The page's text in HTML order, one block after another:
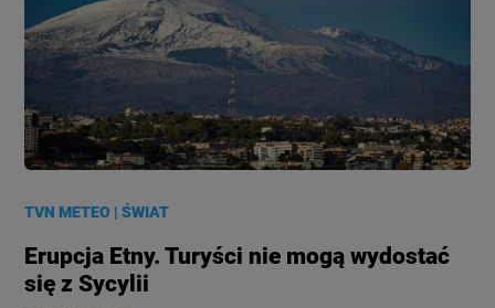
TVN METEO |ŚWIAT
Erupcja Etny. Turyści nie mogą wydostać
się z Sycylii